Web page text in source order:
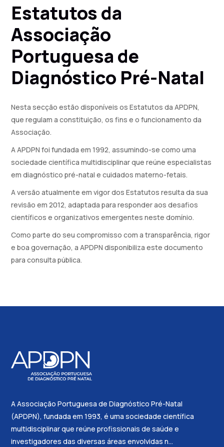
Estatutosda
Associação
Portuguesa de
Diagnóstico Pré-Natal
Nesta secção estão disponíveis os Estatutos da APDPN,
que regulam a constituição, os fins e o funcionamento da
Associação.
A APDPN foi fundada em 1992, assumindo-se como uma
sociedade científica multidisciplinar que reúne especialistas
em diagnóstico pré-natal e cuidados materno-fetais.
A versão atualmente em vigor dos Estatutos resulta da sua
revisão em 2012, adaptada para responder aos desafios
científicos e organizativos emergentes neste domínio.
Como parte do seu compromisso com a transparência, rigor
e boa governação, a APDPN disponibiliza este documento
para consulta pública.
A Associação Portuguesa de Diagnóstico Pré-Natal
(APDPN), fundada em 1993, é uma sociedade científica
multidisciplinar que reúne profissionais de saúde e
investigadores das diversas áreas envolvidas n...